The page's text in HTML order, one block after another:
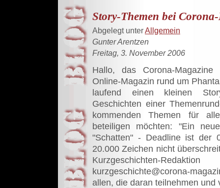
Story-Themen bei
Abgelegt unterAllgemein
Gunter Arentzen
Freitag, 3. November 2006
Hallo, das Corona-
Online-Magazin rund um
laufend einen kleinen
Geschichten einer
kommenden Themen für
beteiligen möchten: "Ein
"Schatten" - Deadline ist der
20.000 Zeichen nicht
Kurzgeschichten-
kurzgeschichte@corona-
allen, die daran teilnehmen und